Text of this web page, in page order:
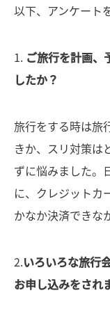
以下、アンケート
1. ご旅行を計画、
したか？
旅行をする時は旅
きか、スリ対策は
ずに悩みました。
に、クレジットカ
かなか決済できな
2.いろいろな旅行
お申し込みをされ